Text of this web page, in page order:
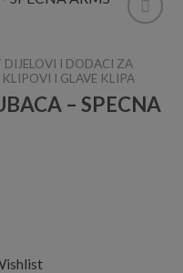
Wishlist
DIJELOVI I DODACI ZA
KLIPOVI I GLAVE KLIPA
– SPECNA